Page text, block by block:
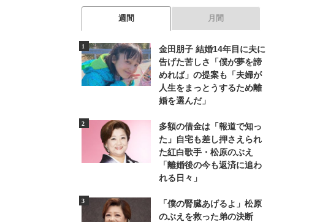
週間 月間
金田朋子 結婚14年目に夫に
告げた苦しさ「僕が夢を諦
めれば」の提案も「夫婦が
人生をまっとうするため離
婚を選んだ」
多額の借金は「報道で知っ
た」自宅も差し押さえられ
た紅白歌手・松原のぶえ
「離婚後の今も返済に追わ
れる日々」
「僕の腎臓あげるよ」松原
のぶえを救った弟の決断